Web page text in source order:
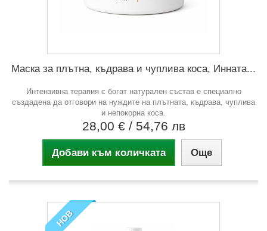
Маска за плътна, къдрава и чуплива коса, Инната...
Интензивна терапия с богат натурален състав е специално
създадена да отговори на нуждите на плътната, къдрава, чуплива
и непокорна коса.
28,00 € / 54,76 лв
Добави към количката Още
НОВ